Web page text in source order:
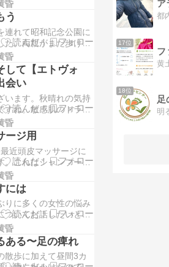
思いますが、ごぼう
性食物繊維…
すが、食物繊維が豊富
〓などを食べてるけど
い経験はあるのではな
。私もありました。便
ところか悪化して苦労
ました。実は…
昏
う
連れて昭和記念公園に
た。両親がまだ歩ける
しんで欲しいので月一
かけたりしておりま
晴れでとても良い天気
勢の人で賑わっていま
とても広いので昨日も
きました。両親もとて
色を楽しみな…
昏
して【エトヴォ
会い
います。秋晴れの気持
すね。敏感肌のトラブ
らもうすぐ10年になり
ラブルが発症すると化
て、暑い夏でもマスク
しで出勤していた辛い
るまで1週間から十
は肌のトラブルを経験
からないと…
昏
ージ用
近頭皮マッサージに
。これはシャンプー買
でついた物ですが最初
たのでしばらく放置し
。最近頭皮を軽く叩く
ってますがとても気持
素材がゴムかシリコ
わらかいです。血流が
白髪防止や薄…
昏
には
りに多くの女性の悩み
ついてお話したいと思
便秘になったのは出産
出産してから約一週間
くて、その辛さは未だ
せん。当時は今のよう
昏
ある〜足の痺れ
散歩に加えて昼間3カ
ア
17位
18位
足
明